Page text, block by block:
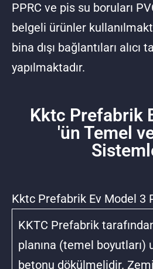
PPRC ve pis su boruları
belgeli ürünler
bina dışı bağlantıları alıcı
yapılmaktadır.
Kktc Prefabrik
'ün Temel
Kktc Prefabrik Ev Model 3
KKTC Prefabrik
planına (temel boyutları)
betonu dökülmelidir.